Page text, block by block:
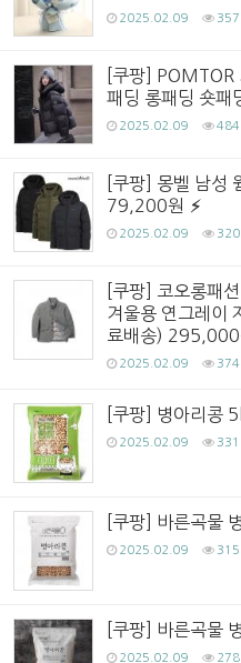
2025.02.09 357
[쿠팡] POMTOR
패딩 롱패딩 숏패
2025.02.09 484
[쿠팡] 몽벨 남
79,200원
2025.02.09 320
[쿠팡] 코오롱패
겨울용 연그레이
료배송) 295,000
2025.02.09 374
[쿠팡] 병아리콩
2025.02.09 331
[쿠팡] 바른곡물
2025.02.09 315
[쿠팡] 바른곡물
2025.02.09 278